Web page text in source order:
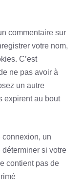
commentaire sur
votre nom,
C’est
ne pas avoir à
un autre
expirent au bout
connexion, un
si votre
contient pas de